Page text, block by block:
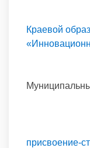
Краевой
присвоение-